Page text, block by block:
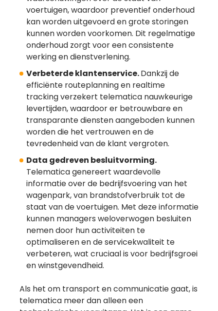
voertuigen, waardoor preventief onderhoud
kan worden uitgevoerd en grote storingen
kunnen worden voorkomen. Dit regelmatige
onderhoud zorgt voor een consistente
werking en dienstverlening.
Verbeterde klantenservice.Dankzij de
efficiënte routeplanning en realtime
tracking verzekert telematica nauwkeurige
levertijden, waardoor er betrouwbare en
transparante diensten aangeboden kunnen
worden die het vertrouwen en de
tevredenheid van de klant vergroten.
Data gedreven besluitvorming.
Telematica genereert waardevolle
informatie over de bedrijfsvoering van het
wagenpark, van brandstofverbruik tot de
staat van de voertuigen. Met deze informatie
kunnen managers weloverwogen besluiten
nemen door hun activiteiten te
optimaliseren en de servicekwaliteit te
verbeteren, wat cruciaal is voor bedrijfsgroei
en winstgevendheid.
Als het om transport en communicatie gaat, is
telematica meer dan alleen een